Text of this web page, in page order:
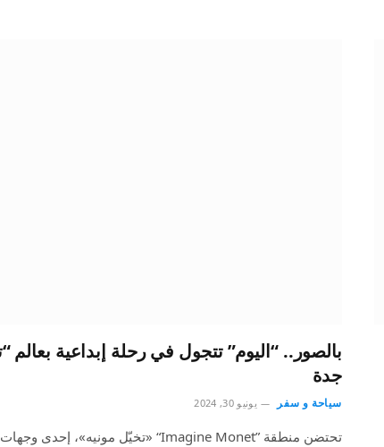
بالصور.. “اليوم” تتجول في رحلة إبداعية
جدة
سياحة و سفر يونيو 30, 2024